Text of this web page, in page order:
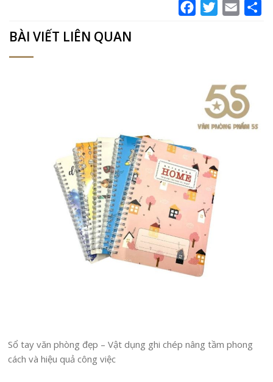
FacebookTwitterEmail
BÀI VIẾT LIÊN QUAN
Sổ tay văn phòng đẹp – Vật dụng ghi chép nâng tầm phong
cách và hiệu quả công việc